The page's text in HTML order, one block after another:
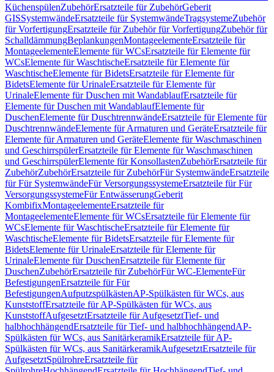
KüchenspülenZubehörErsatzteile für ZubehörGeberit
GISSystemwändeErsatzteile für SystemwändeTragsystemeZubehör
für VorfertigungErsatzteile für Zubehör für VorfertigungZubehör für
SchalldämmungBeplankungenMontageelementeErsatzteile für
MontageelementeElemente für WCsErsatzteile für Elemente für
WCsElemente für WaschtischeErsatzteile für Elemente für
WaschtischeElemente für BidetsErsatzteile für Elemente für
BidetsElemente für UrinaleErsatzteile für Elemente für
UrinaleElemente für Duschen mit WandablaufErsatzteile für
Elemente für Duschen mit WandablaufElemente für
DuschenElemente für DuschtrennwändeErsatzteile für Elemente für
DuschtrennwändeElemente für Armaturen und GeräteErsatzteile für
Elemente für Armaturen und GeräteElemente für Waschmaschinen
und GeschirrspülerErsatzteile für Elemente für Waschmaschinen
und GeschirrspülerElemente für KonsollastenZubehörErsatzteile für
ZubehörZubehörErsatzteile für ZubehörFür SystemwändeErsatzteile
für Für SystemwändeFür VersorgungssystemeErsatzteile für Für
VersorgungssystemeFür EntwässerungGeberit
KombifixMontageelementeErsatzteile für
MontageelementeElemente für WCsErsatzteile für Elemente für
WCsElemente für WaschtischeErsatzteile für Elemente für
WaschtischeElemente für BidetsErsatzteile für Elemente für
BidetsElemente für UrinaleErsatzteile für Elemente für
UrinaleElemente für DuschenErsatzteile für Elemente für
DuschenZubehörErsatzteile für ZubehörFür WC-ElementeFür
BefestigungenErsatzteile für Für
BefestigungenAufputzspülkästenAP-Spülkästen für WCs, aus
KunststoffErsatzteile für AP-Spülkästen für WCs, aus
KunststoffAufgesetztErsatzteile für AufgesetztTief- und
halbhochhängendErsatzteile für Tief- und halbhochhängendAP-
Spülkästen für WCs, aus SanitärkeramikErsatzteile für AP-
Spülkästen für WCs, aus SanitärkeramikAufgesetztErsatzteile für
AufgesetztSpülrohreErsatzteile für